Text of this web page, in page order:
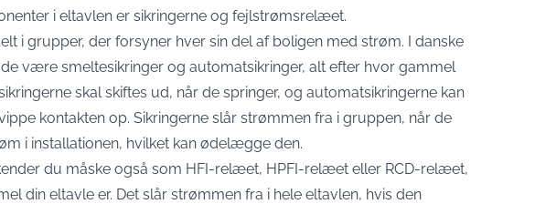
i eltavlen er sikringerne og fejlstrømsrelæet.
i grupper, der forsyner hver sin del af boligen med strøm. I danske
være smeltesikringer og automatsikringer, alt efter hvor gammel
skal skiftes ud, når de springer, og automatsikringerne kan
kontakten op. Sikringerne slår strømmen fra i gruppen, når de
i installationen, hvilket kan ødelægge den.
du måske også som HFI-relæet, HPFI-relæet eller RCD-relæet,
din eltavle er. Det slår strømmen fra i hele eltavlen, hvis den